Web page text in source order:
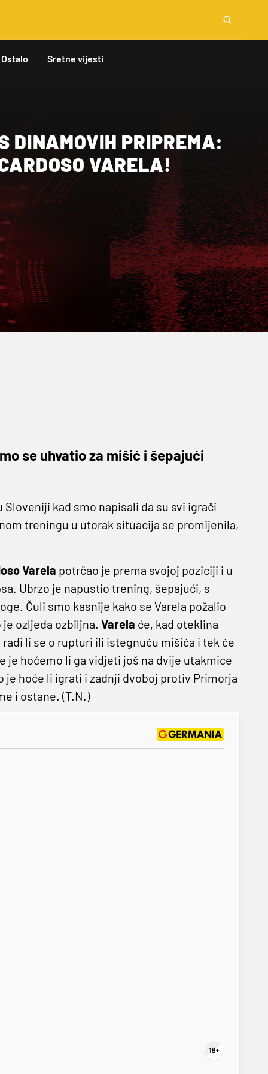
Ostalo Sretne vijesti
DINAMOVIH PRIPREMA:
VARELA!
se uhvatio za mišić i šepajući
kad smo napisali da su svi igrači
treningu u utorak situacija se promijenila,
Varela potrčao je prema svojoj poziciji i u
Ubrzo je napustio trening, šepajući, s
Čuli smo kasnije kako se Varela požalio
ozljeda ozbiljna. Varela će, kad oteklina
li se o rupturi ili istegnuću mišića i tek će
je hoćemo li ga vidjeti još na dvije utakmice
hoće li igrati i zadnji dvoboj protiv Primorja
i ostane. (T.N.)